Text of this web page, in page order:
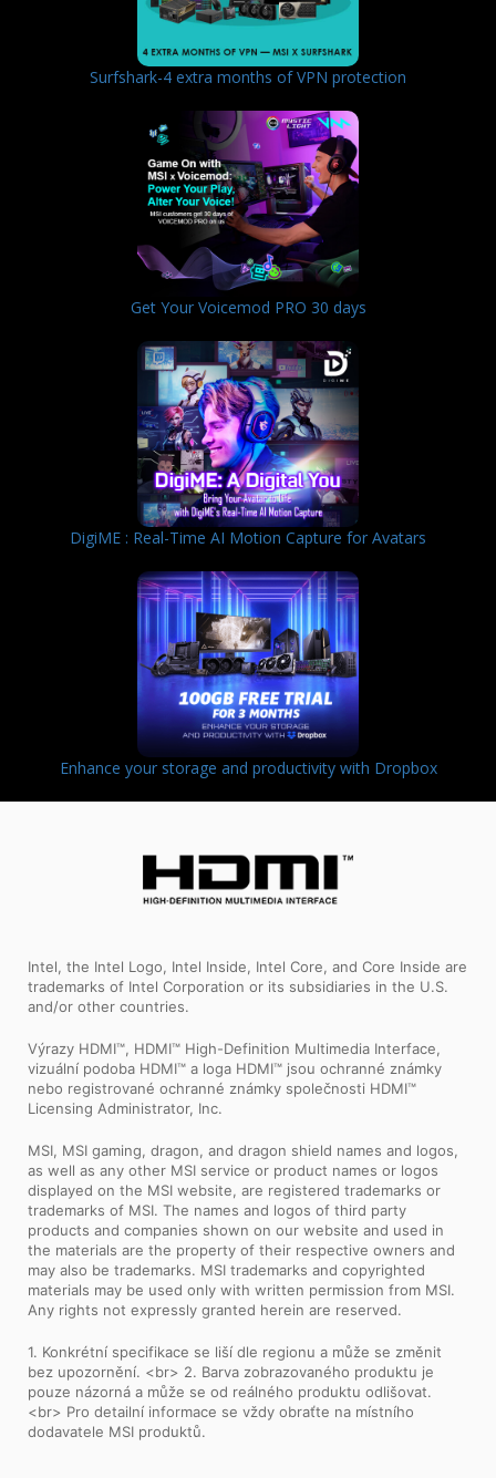
Surfshark-4 extra months of VPN protection
Get Your Voicemod PRO 30 days
DigiME : Real-Time AI Motion Capture for Avatars
Enhance your storage and productivity with Dropbox
Intel, the Intel Logo, Intel Inside, Intel Core, and Core Inside are
trademarks of Intel Corporation or its subsidiaries in the U.S.
and/or other countries.
Výrazy HDMI™, HDMI™ High-Definition Multimedia Interface,
vizuální podoba HDMI™ a loga HDMI™ jsou ochranné známky
nebo registrované ochranné známky společnosti HDMI™
Licensing Administrator, Inc.
MSI, MSI gaming, dragon, and dragon shield names and logos,
as well as any other MSI service or product names or logos
displayed on the MSI website, are registered trademarks or
trademarks of MSI. The names and logos of third party
products and companies shown on our website and used in
the materials are the property of their respective owners and
may also be trademarks. MSI trademarks and copyrighted
materials may be used only with written permission from MSI.
Any rights not expressly granted herein are reserved.
1. Konkrétní specifikace se liší dle regionu a může se změnit
bez upozornění. <br> 2. Barva zobrazovaného produktu je
pouze názorná a může se od reálného produktu odlišovat.
<br> Pro detailní informace se vždy obraťte na místního
dodavatele MSI produktů.